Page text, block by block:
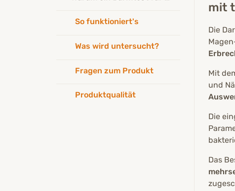
mit
Die
Mit
und
Die
Das
So funktioniert's
Was wird untersucht?
Fragen zum Produkt
Produktqualität